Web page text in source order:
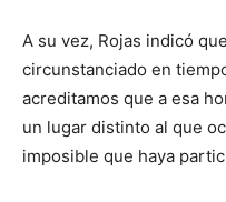
A su vez, Rojas indicó
circunstanciado en
acreditamos que a esa
un lugar distinto al que
imposible que haya